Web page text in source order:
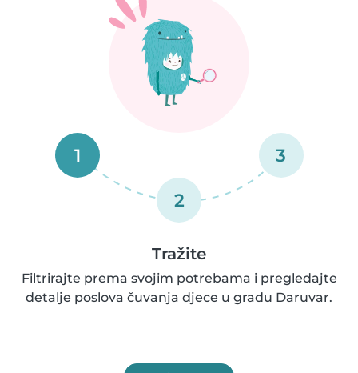
1
2
3
Tražite
Filtrirajte prema svojim potrebama i pregledajte
detalje poslova čuvanja djece u gradu Daruvar.